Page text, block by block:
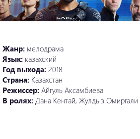
Жанр: мелодрама
Язык: казахский
Год выхода: 2018
Страна: Казахстан
Режиссер: Айгуль Аксамбиева
В ролях: Дана Кентай, Жулдыз Омиргали